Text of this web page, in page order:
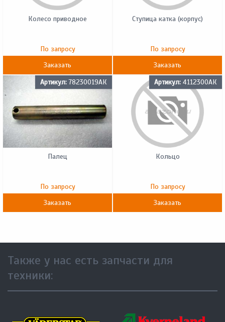
Колесо приводное
По запросу
Заказать
Ступица катка (корпус)
По запросу
Заказать
Артикул:78230019АК
Палец
По запросу
Заказать
Артикул: 4112300АК
Кольцо
По запросу
Заказать
Также у нас есть запчасти для
техники: